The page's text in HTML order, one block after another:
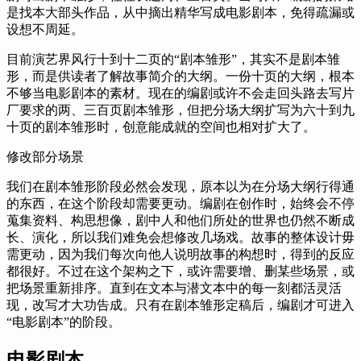
是找本大部头作品，从中摘出精华写成电影剧本，免得疏漏或
设想不周延。
目前演艺界风行十到十二页的“剧本雏形”，其实不是剧本雏
形，而是供读者了解故事简介的大纲。一份十页的大纲，根本
不够当电影剧本的素材。现在的编剧或许不会走回头路去写片
厂要求的两、三百页剧本雏形，但把分场大纲扩写为六十到九
十页的剧本雏形时，创意能成就的空间也相对扩大了。
修改部分场景
我们在剧本雏形阶段必然会发现，原本以为在分场大纲行得通
的东西，在这个阶段却需要更动。编剧在创作时，始终会不停
蒐集资料、构思想像，剧中人和他们所处的世界也仍然不断成
长、演化，所以我们难免会想修改几场戏。故事的整体设计毋
需更动，因为我们每次向他人说明故事的构想时，得到的反应
都很好。不过在这个架构之下，或许需要增、删某些场景，或
把场景重新排序。直到在文本与潜文本中的每一刻都活灵活
现，改写才大功告成。只有在剧本雏形定稿后，编剧才可进入
“电影剧本”的阶段。